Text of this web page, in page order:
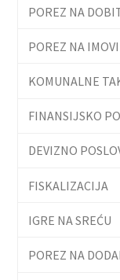
POREZ NA
POREZ NA
KOMUNALNE
FINANSIJSKO
DEVIZNO
FISKALIZACIJA
IGRE NA SREĆU
POREZ NA